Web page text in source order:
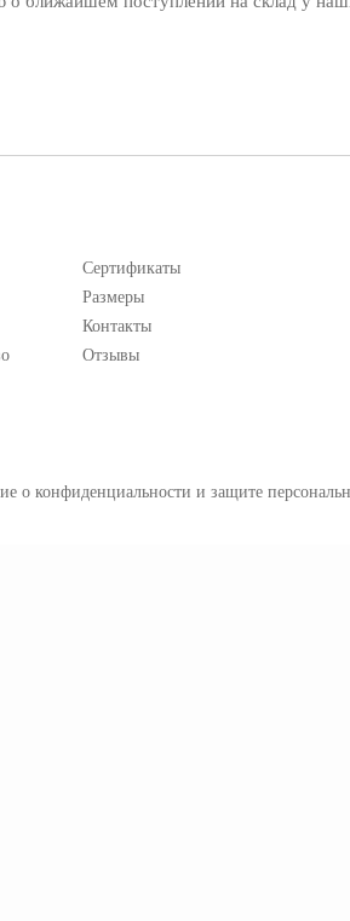
Сертификаты
Размеры
Контакты
Отзывы
о конфиденциальности и защите